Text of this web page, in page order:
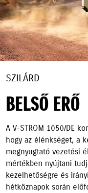
SZILÁRD
BELSŐ ERŐ
A V-STROM 1050/DE
hogy az élénkséget, a
megnyugtató vezetési
mértékben nyújtani
kezelhetőségre és
hétköznapok során